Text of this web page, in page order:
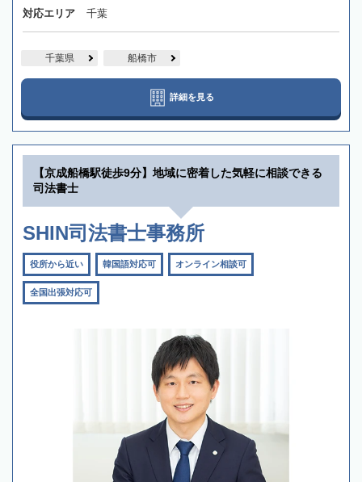
対応エリア 千葉
千葉県 船橋市
詳細を見る
【京成船橋駅徒歩9分】地域に密着した気軽に相談できる
司法書士
SHIN司法書士事務所
役所から近い 韓国語対応可 オンライン相談可
全国出張対応可